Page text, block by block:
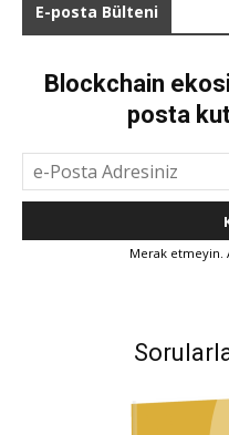
E-posta Bülteni
Blockchain
posta
Merak etmeyin.